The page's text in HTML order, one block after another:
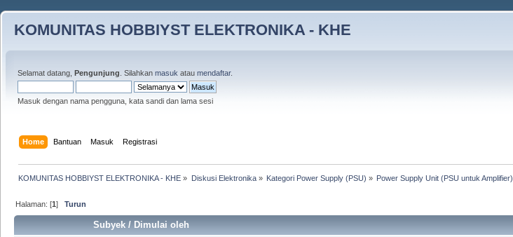
KOMUNITAS HOBBIYST ELEKTRONIKA - KHE
Selamat datang, Pengunjung . Silahkan masuk atau mendaftar.
Masuk dengan nama pengguna, kata sandi dan lama sesi
Home Bantuan Masuk Registrasi
KOMUNITAS HOBBIYST ELEKTRONIKA - KHE » Diskusi Elektronika» Kategori Power Supply (PSU) » Power Supply Unit (PSU untuk Amplifier)
Halaman: [1]Turun
Subyek /Dimulai oleh